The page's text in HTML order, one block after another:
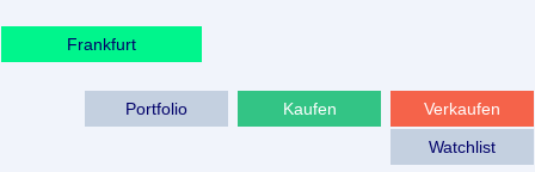
Frankfurt
Verkaufen
Kaufen
Portfolio
Watchlist